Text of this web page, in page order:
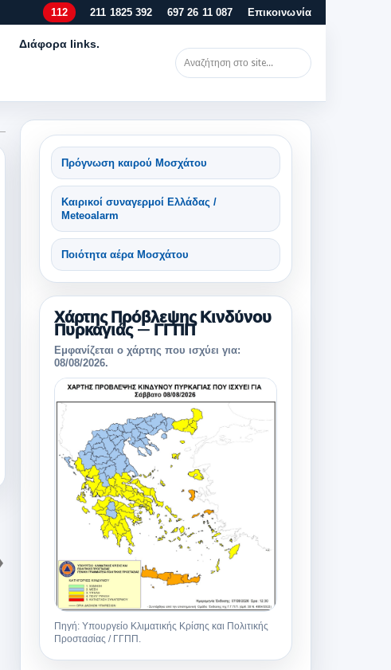
112 211 1825 392 697 26 11 087 Επικοινωνία
Διάφορα links.
Πρόγνωση καιρού Μοσχάτου
Καιρικοί συναγερμοί Ελλάδας /
Meteoalarm
Ποιότητα αέρα Μοσχάτου
Χάρτης Πρόβλεψης Κινδύνου
Πυρκαγιάς — ΓΓΠΠ
Εμφανίζεται ο χάρτης που ισχύει για:
08/08/2026.
Πηγή: Υπουργείο Κλιματικής Κρίσης και Πολιτικής
Προστασίας / ΓΓΠΠ.